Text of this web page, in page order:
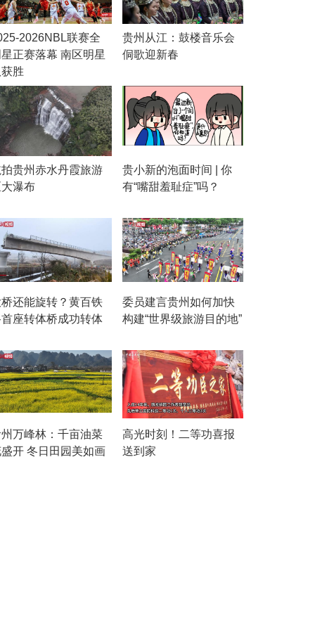
2026NBL联赛全
正赛落幕 南区明星
胜
贵州从江：鼓楼音乐会
侗歌迎新春
贵州赤水丹霞旅游
瀑布
贵小新的泡面时间 | 你
有“嘴甜羞耻症”吗？
还能旋转？黄百铁
座转体桥成功转体
委员建言贵州如何加快
构建“世界级旅游目的地”
万峰林：千亩油菜
开 冬日田园美如画
高光时刻！二等功喜报
送到家